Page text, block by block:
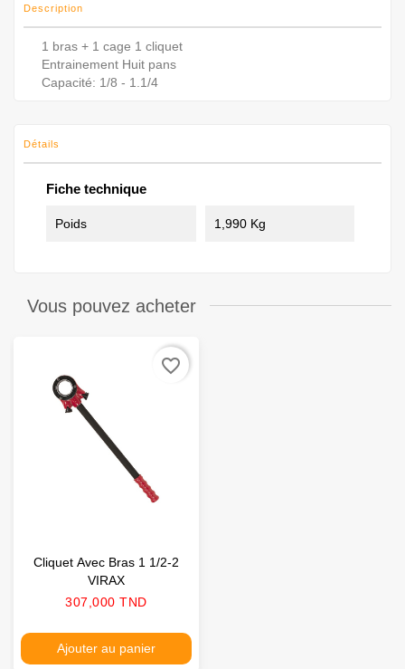
Description
1 bras + 1 cage 1 cliquet
Entrainement Huit pans
Capacité: 1/8 - 1.1/4
Détails
Fiche technique
Poids 1,990 Kg
Vous pouvez acheter
Cliquet Avec Bras 1 1/2-2
VIRAX
Prix
307,000 TND
Ajouter au panier
favorite_border